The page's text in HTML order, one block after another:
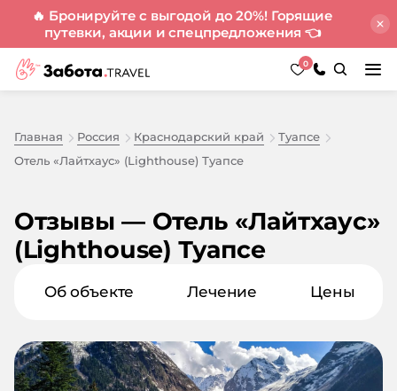
🔥 Бронируйте с выгодой до 20%! Горящие
путевки, акции и спецпредложения 👈
0
Главная Россия Краснодарский край
Туапсе
Отель «Лайтхаус» (Lighthouse) Туапсе
Отзывы — Отель «Лайтхаус»
(Lighthouse) Туапсе
Об объекте Лечение Цены